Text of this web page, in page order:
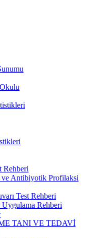
Rehberi
ve Antibiyotik Profilaksi
Test Rehberi
Uygulama Rehberi
TANI VE TEDAVİ